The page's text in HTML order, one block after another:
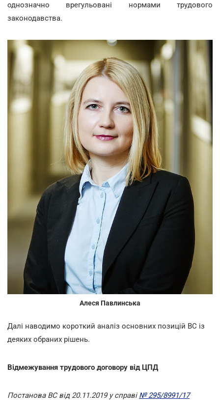
однозначно врегульовані нормами трудового
законодавства.
Алеся Павлинська
Далі наводимо короткий аналіз основних позицій ВС із
деяких обраних рішень.
Відмежування трудового договору від ЦПД
Постанова ВС від 20.11.2019 у справі № 295/8991/17